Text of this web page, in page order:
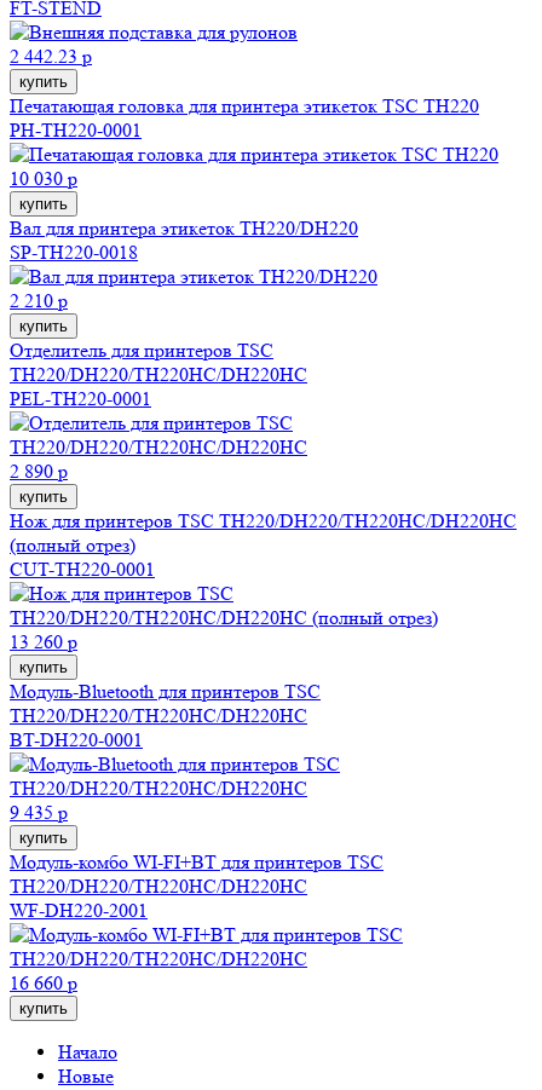
FT-STEND
2 442.23 р
купить
Печатающая головка для принтера этикеток TSC TH220
PH-TH220-0001
10 030 р
купить
Вал для принтера этикеток TH220/DH220
SP-TH220-0018
2 210 р
купить
Отделитель для принтеров TSC
TH220/DH220/TH220HC/DH220HC
PEL-TH220-0001
2 890 р
купить
Нож для принтеров TSC TH220/DH220/TH220HC/DH220HC
(полный отрез)
CUT-TH220-0001
13 260 р
купить
Модуль-Bluetooth для принтеров TSC
TH220/DH220/TH220HC/DH220HC
BT-DH220-0001
9 435 р
купить
Модуль-комбо WI-FI+BT для принтеров TSC
TH220/DH220/TH220HC/DH220HC
WF-DH220-2001
16 660 р
купить
Начало
Новые